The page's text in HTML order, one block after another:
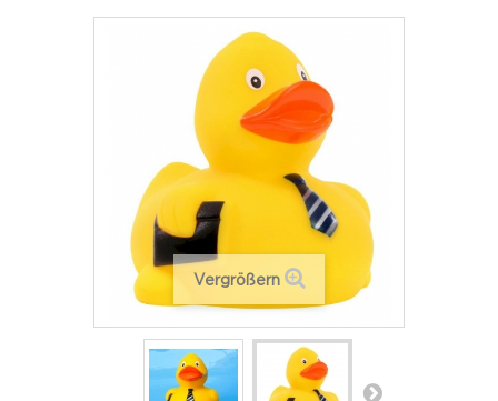
Vergrößern